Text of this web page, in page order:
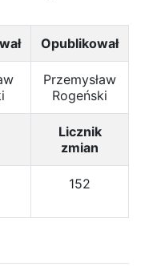
Opublikował
Przemysław
Rogeński
Licznik
zmian
152